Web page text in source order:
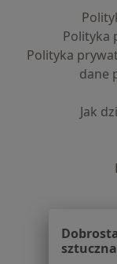
Polityka
Polityka
dane
Jak